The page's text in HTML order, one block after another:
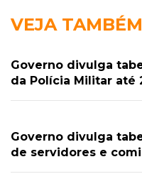
VEJA TAMBÉM
Governo divulga
da Polícia Militar até
Governo divulga
de servidores e